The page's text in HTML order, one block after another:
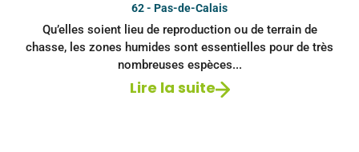
62 - Pas-de-Calais
Qu’elles soient lieu de reproduction ou de terrain de
chasse, les zones humides sont essentielles pour de très
nombreuses espèces...
Lire la suite